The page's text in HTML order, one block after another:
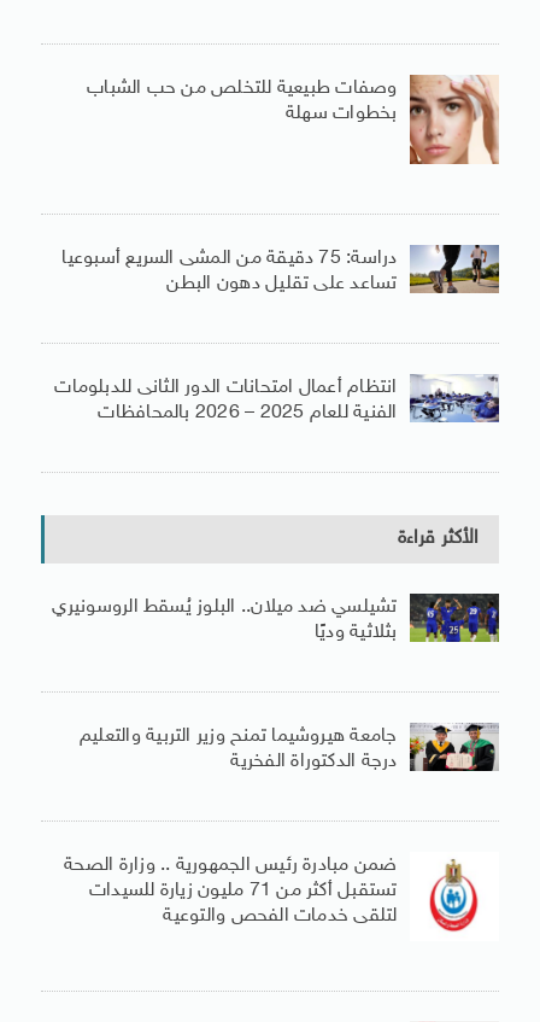
وصفات طبيعية للتخلص من حب الشباب
بخطوات سهلة
دراسة: 75 دقيقة من المشى السريع أسبوعيا
تساعد على تقليل دهون البطن
انتظام أعمال امتحانات الدور الثانى للدبلومات
الفنية للعام 2025 – 2026 بالمحافظات
الأكثر قراءة
تشيلسي ضد ميلان.. البلوز يُسقط الروسونيري
بثلاثية وديًا
جامعة هيروشيما تمنح وزير التربية والتعليم
درجة الدكتوراة الفخرية
ضمن مبادرة رئيس الجمهورية .. وزارة الصحة
تستقبل أكثر من 71 مليون زيارة للسيدات
لتلقى خدمات الفحص والتوعية